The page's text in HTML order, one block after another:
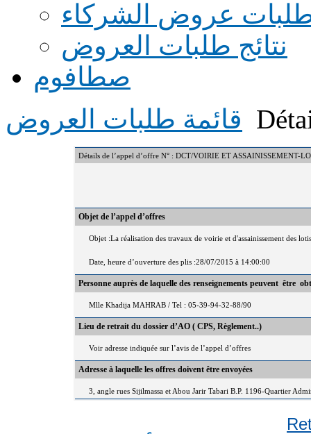
طلبات عروض الشركاء
نتائج طلبات العروض
صطافوم
قائمة طلبات العروض
Détails de l’appel d’offre N° : DCT/VOIRIE ET ASSAINISSEMENT-
Objet de l’appel d’offres
Objet :La réalisation des travaux de voirie et d'assainissement des
Date, heure d’ouverture des plis :28/07/2015 à 14:00:00
Personne auprès de laquelle des renseignements peuvent être
Mlle Khadija MAHRAB / Tel : 05-39-94-32-88/90
Lieu de retrait du dossier d’AO ( CPS, Règlement..)
Voir adresse indiquée sur l’avis de l’appel d’offres
Adresse à laquelle les offres doivent être envoyées
3, angle rues Sijilmassa et Abou Jarir Tabari B.P. 1196-Quartier